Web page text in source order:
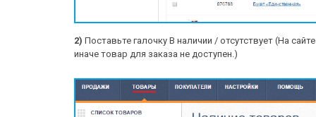
2) Поставьте галочку В наличии / отсутствует (На
иначе товар для заказа не доступен.)